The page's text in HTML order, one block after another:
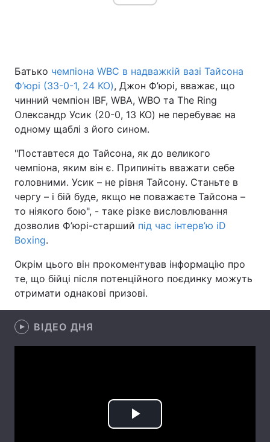
Україна Політика
Економіка Світ
Техно і зв'язок Лайт
Зброя Інциденти
Цікавинки
Екологія Регіони
Лонгріди
Відео з Youtube
Батько чемпіона WBC в надважкій вазі Тайсона
Ф’юрі (33-0-1, 24 KO), Джон Ф’юрі, вважає, що
чинний чемпіон IBF, WBA, WBO та The Ring
Олександр Усик (20-0, 13 KO) не перебуває на
одному щаблі з його сином.
"Поставтеся до Тайсона, як до великого
чемпіона, яким він є. Припиніть вважати себе
головними. Усик – не рівня Тайсону. Станьте в
чергу – і бій буде, якщо не поважаєте Тайсона –
то ніякого бою", - таке різке висловлювання
дозволив Ф’юрі-старший під час інтерв’ю iD
Boxing.
Окрім цього він прокоментував інформацію про
те, що бійці після потенційного поєдинку можуть
отримати однакові призові.
ВІДЕО ДНЯ
Play